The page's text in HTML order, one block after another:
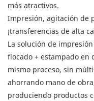
más atractivos.
Impresión, agitación de
¡transferencias de alta
La solución de
flocado + estampado en
mismo proceso, sin
ahorrando mano de
produciendo productos